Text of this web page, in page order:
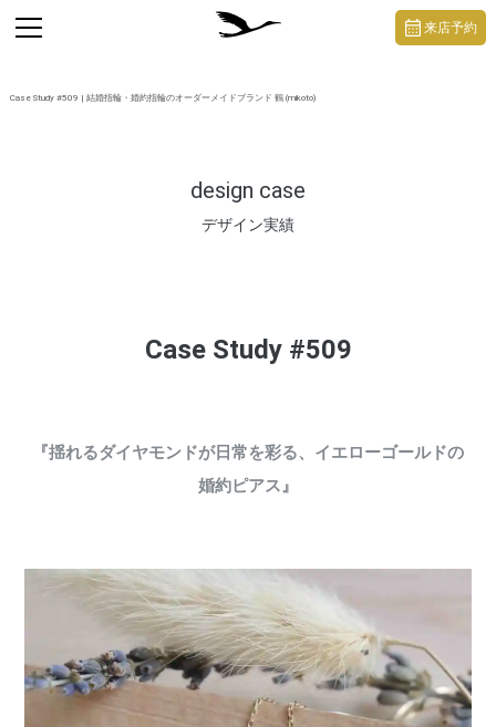
Case Study #509 | 結婚指輪・婚約指輪のオーダーメイドブランド 鶴 (mikoto)
design case
デザイン実績
toggle
navigation
来店予約
Case Study #509
『揺れるダイヤモンドが日常を彩る、イエローゴールドの
婚約ピアス』